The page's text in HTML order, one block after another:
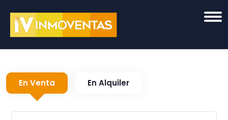
En Venta En Alquiler